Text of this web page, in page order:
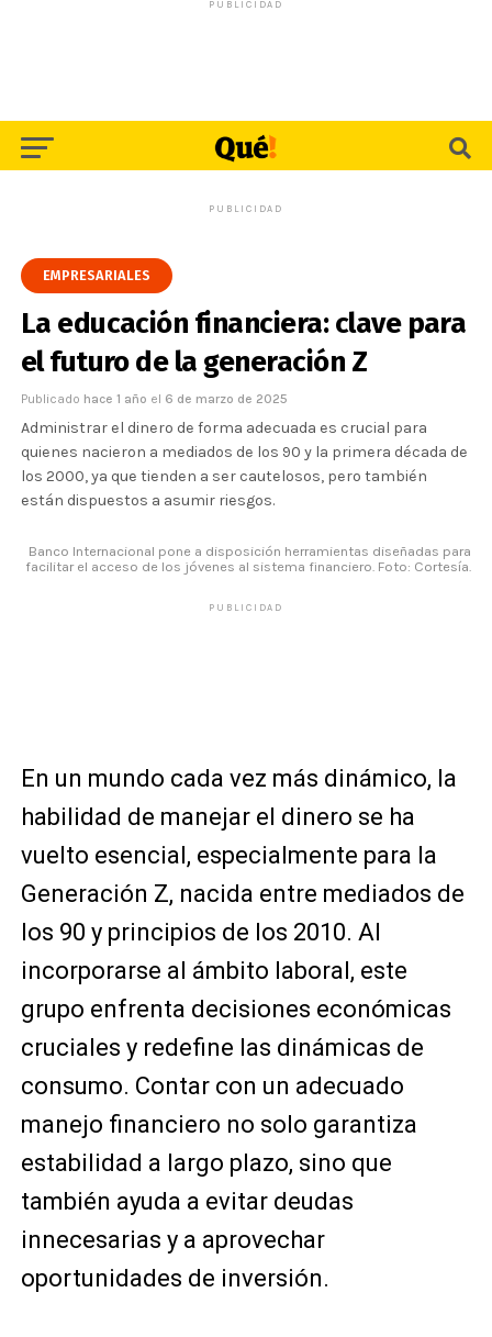
PUBLICIDAD
PUBLICIDAD
EMPRESARIALES
La educación financiera: clave para
el futuro de la generación Z
Publicado hace 1 año el 6 de marzo de 2025
Administrar el dinero de forma adecuada es crucial para
quienes nacieron a mediados de los 90 y la primera década de
los 2000, ya que tienden a ser cautelosos, pero también
están dispuestos a asumir riesgos.
Banco Internacional pone a disposición herramientas diseñadas para
facilitar el acceso de los jóvenes al sistema financiero. Foto: Cortesía.
PUBLICIDAD
En un mundo cada vez más dinámico, la
habilidad de manejar el dinero se ha
vuelto esencial, especialmente para la
Generación Z, nacida entre mediados de
los 90 y principios de los 2010. Al
incorporarse al ámbito laboral, este
grupo enfrenta decisiones económicas
cruciales y redefine las dinámicas de
consumo. Contar con un adecuado
manejo financiero no solo garantiza
estabilidad a largo plazo, sino que
también ayuda a evitar deudas
innecesarias y a aprovechar
oportunidades de inversión.